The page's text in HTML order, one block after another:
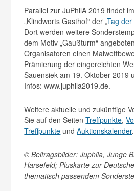
Parallel zur JuPhilA 2019 findet
„Klindworts Gasthof“ der „Tag
Dort werden weitere
dem Motiv „Gaußturm“
Organisatoren einen
Prämierung der eingereichten
Sauensiek am 19. Oktober 2019
Infos: www.juphila2019.de.
Weitere aktuelle und zukünftige
Sie auf den SeitenTreffpunkte,
Treffpunkte undAuktionskalender.
© Beitragsbilder: Juphila, Junge
Harsefeld; Pluskarte zur
thematisch passendem